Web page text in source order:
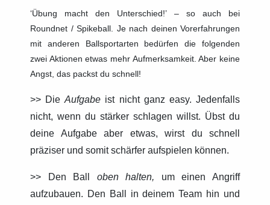
‘Übung macht den Unterschied!’ – so auch bei
Roundnet / Spikeball. Je nach deinen Vorerfahrungen
mit anderen Ballsportarten bedürfen die folgenden
zwei Aktionen etwas mehr Aufmerksamkeit. Aber keine
Angst, das packst du schnell!
>> DieAufgabe ist nicht ganz easy. Jedenfalls
nicht, wenn du stärker schlagen willst. Übst du
deine Aufgabe aber etwas, wirst du schnell
präziser und somit schärfer aufspielen können.
>> Den Ball oben halten, um einen Angriff
aufzubauen. Den Ball in deinem Team hin und